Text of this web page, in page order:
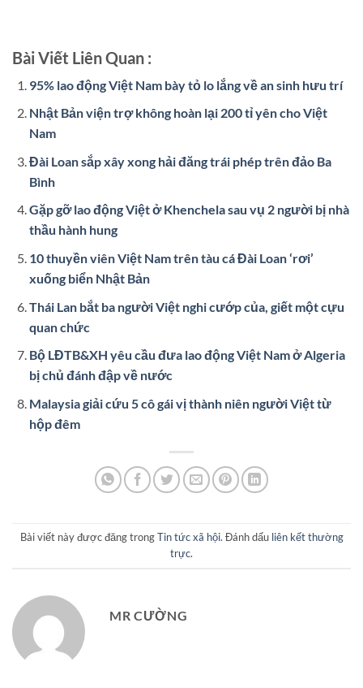
Bài Viết Liên Quan :
95% lao động Việt Nam bày tỏ lo lắng về an sinh hưu trí
Nhật Bản viện trợ không hoàn lại 200 tỉ yên cho Việt
Nam
Đài Loan sắp xây xong hải đăng trái phép trên đảo Ba
Bình
Gặp gỡ lao động Việt ở Khenchela sau vụ 2 người bị nhà
thầu hành hung
10 thuyền viên Việt Nam trên tàu cá Đài Loan ‘rơi’
xuống biển Nhật Bản
Thái Lan bắt ba người Việt nghi cướp của, giết một cựu
quan chức
Bộ LĐTB&XH yêu cầu đưa lao động Việt Nam ở Algeria
bị chủ đánh đập về nước
Malaysia giải cứu 5 cô gái vị thành niên người Việt từ
hộp đêm
Bài viết này được đăng trongTin tức xã hội. Đánh dấu liên kết thường
trực.
MR CƯỜNG